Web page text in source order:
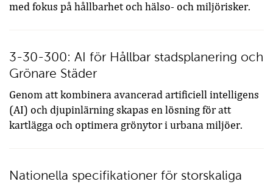
med fokus på hållbarhet och hälso- och miljörisker.
3-30-300: AI för Hållbar stadsplanering och
Grönare Städer
Genom att kombinera avancerad artificiell intelligens
(AI) och djupinlärning skapas en lösning för att
kartlägga och optimera grönytor i urbana miljöer.
Nationella specifikationer för storskaliga